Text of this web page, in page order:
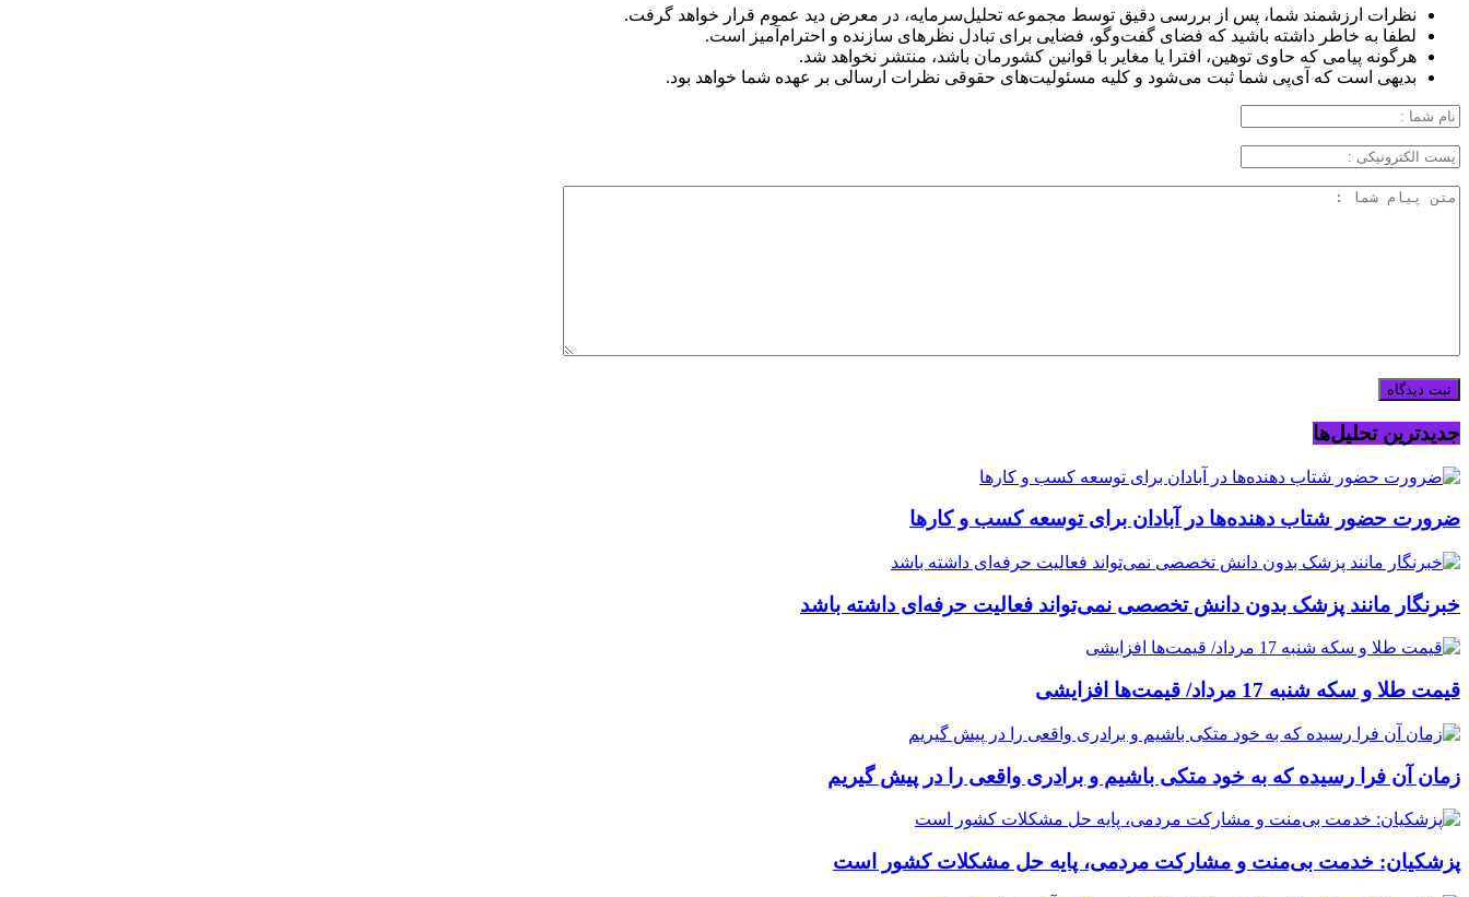
نظرات ارزشمند شما، پس از بررسی دقیق توسط مجموعه تحلیل‌سرمایه، در معرض دید عموم قرار خواهد گرفت.
لطفا به خاطر داشته باشید که فضای گفت‌وگو، فضایی برای تبادل نظرهای سازنده و احترام‌آمیز است.
هرگونه پیامی که حاوی توهین، افترا یا مغایر با قوانین کشورمان باشد، منتشر نخواهد شد.
بدیهی است که آی‌پی شما ثبت می‌شود و کلیه مسئولیت‌های حقوقی نظرات ارسالی بر عهده شما خواهد بود.
جدیدترین تحلیل‌ها
ضرورت حضور شتاب ‌دهنده‌ها در آبادان برای توسعه کسب‌ و کارها
خبرنگار مانند پزشک بدون دانش تخصصی نمی‌تواند فعالیت حرفه‌ای داشته باشد
قیمت طلا و سکه شنبه 17 مرداد/ قیمت‌ها افزایشی
زمان آن فرا رسیده که به خود متکی باشیم و برادری واقعی را در پیش گیریم
پزشکیان: خدمت بی‌منت و مشارکت مردمی، پایه حل مشکلات کشور است